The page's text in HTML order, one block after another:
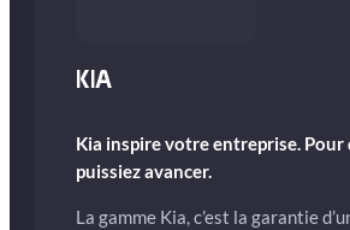
KIA
Kia inspire votre entreprise. Pour
puissiez avancer.
La gamme Kia, c’est la garantie